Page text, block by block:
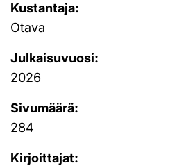
Kustantaja:
Otava
Julkaisuvuosi:
2026
Sivumäärä:
284
Kirjoittajat: